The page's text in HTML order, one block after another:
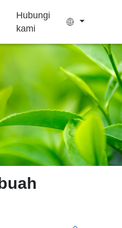
Hubungi
kami
Kue Ejiao
Permen kenyal